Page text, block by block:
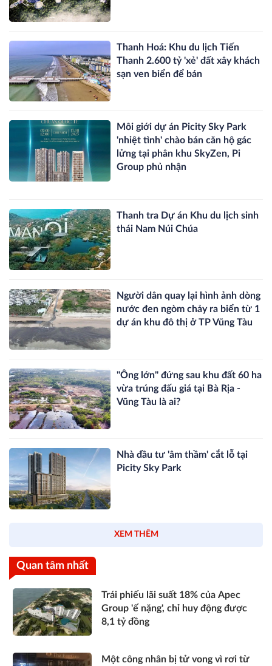
Thanh Hoá: Khu du lịch Tiến
Thanh 2.600 tỷ 'xẻ' đất xây khách
sạn ven biển để bán
Môi giới dự án Picity Sky Park
'nhiệt tình' chào bán căn hộ gác
lửng tại phân khu SkyZen, Pi
Group phủ nhận
Thanh tra Dự án Khu du lịch sinh
thái Nam Núi Chúa
Người dân quay lại hình ảnh dòng
nước đen ngòm chảy ra biển từ 1
dự án khu đô thị ở TP Vũng Tàu
"Ông lớn" đứng sau khu đất 60 ha
vừa trúng đấu giá tại Bà Rịa -
Vũng Tàu là ai?
Nhà đầu tư 'âm thầm' cắt lỗ tại
Picity Sky Park
XEM THÊM
Quan tâm nhất
Trái phiếu lãi suất 18% của Apec
Group 'ế nặng', chỉ huy động được
8,1 tỷ đồng
Một công nhân bị tử vong vì rơi từ